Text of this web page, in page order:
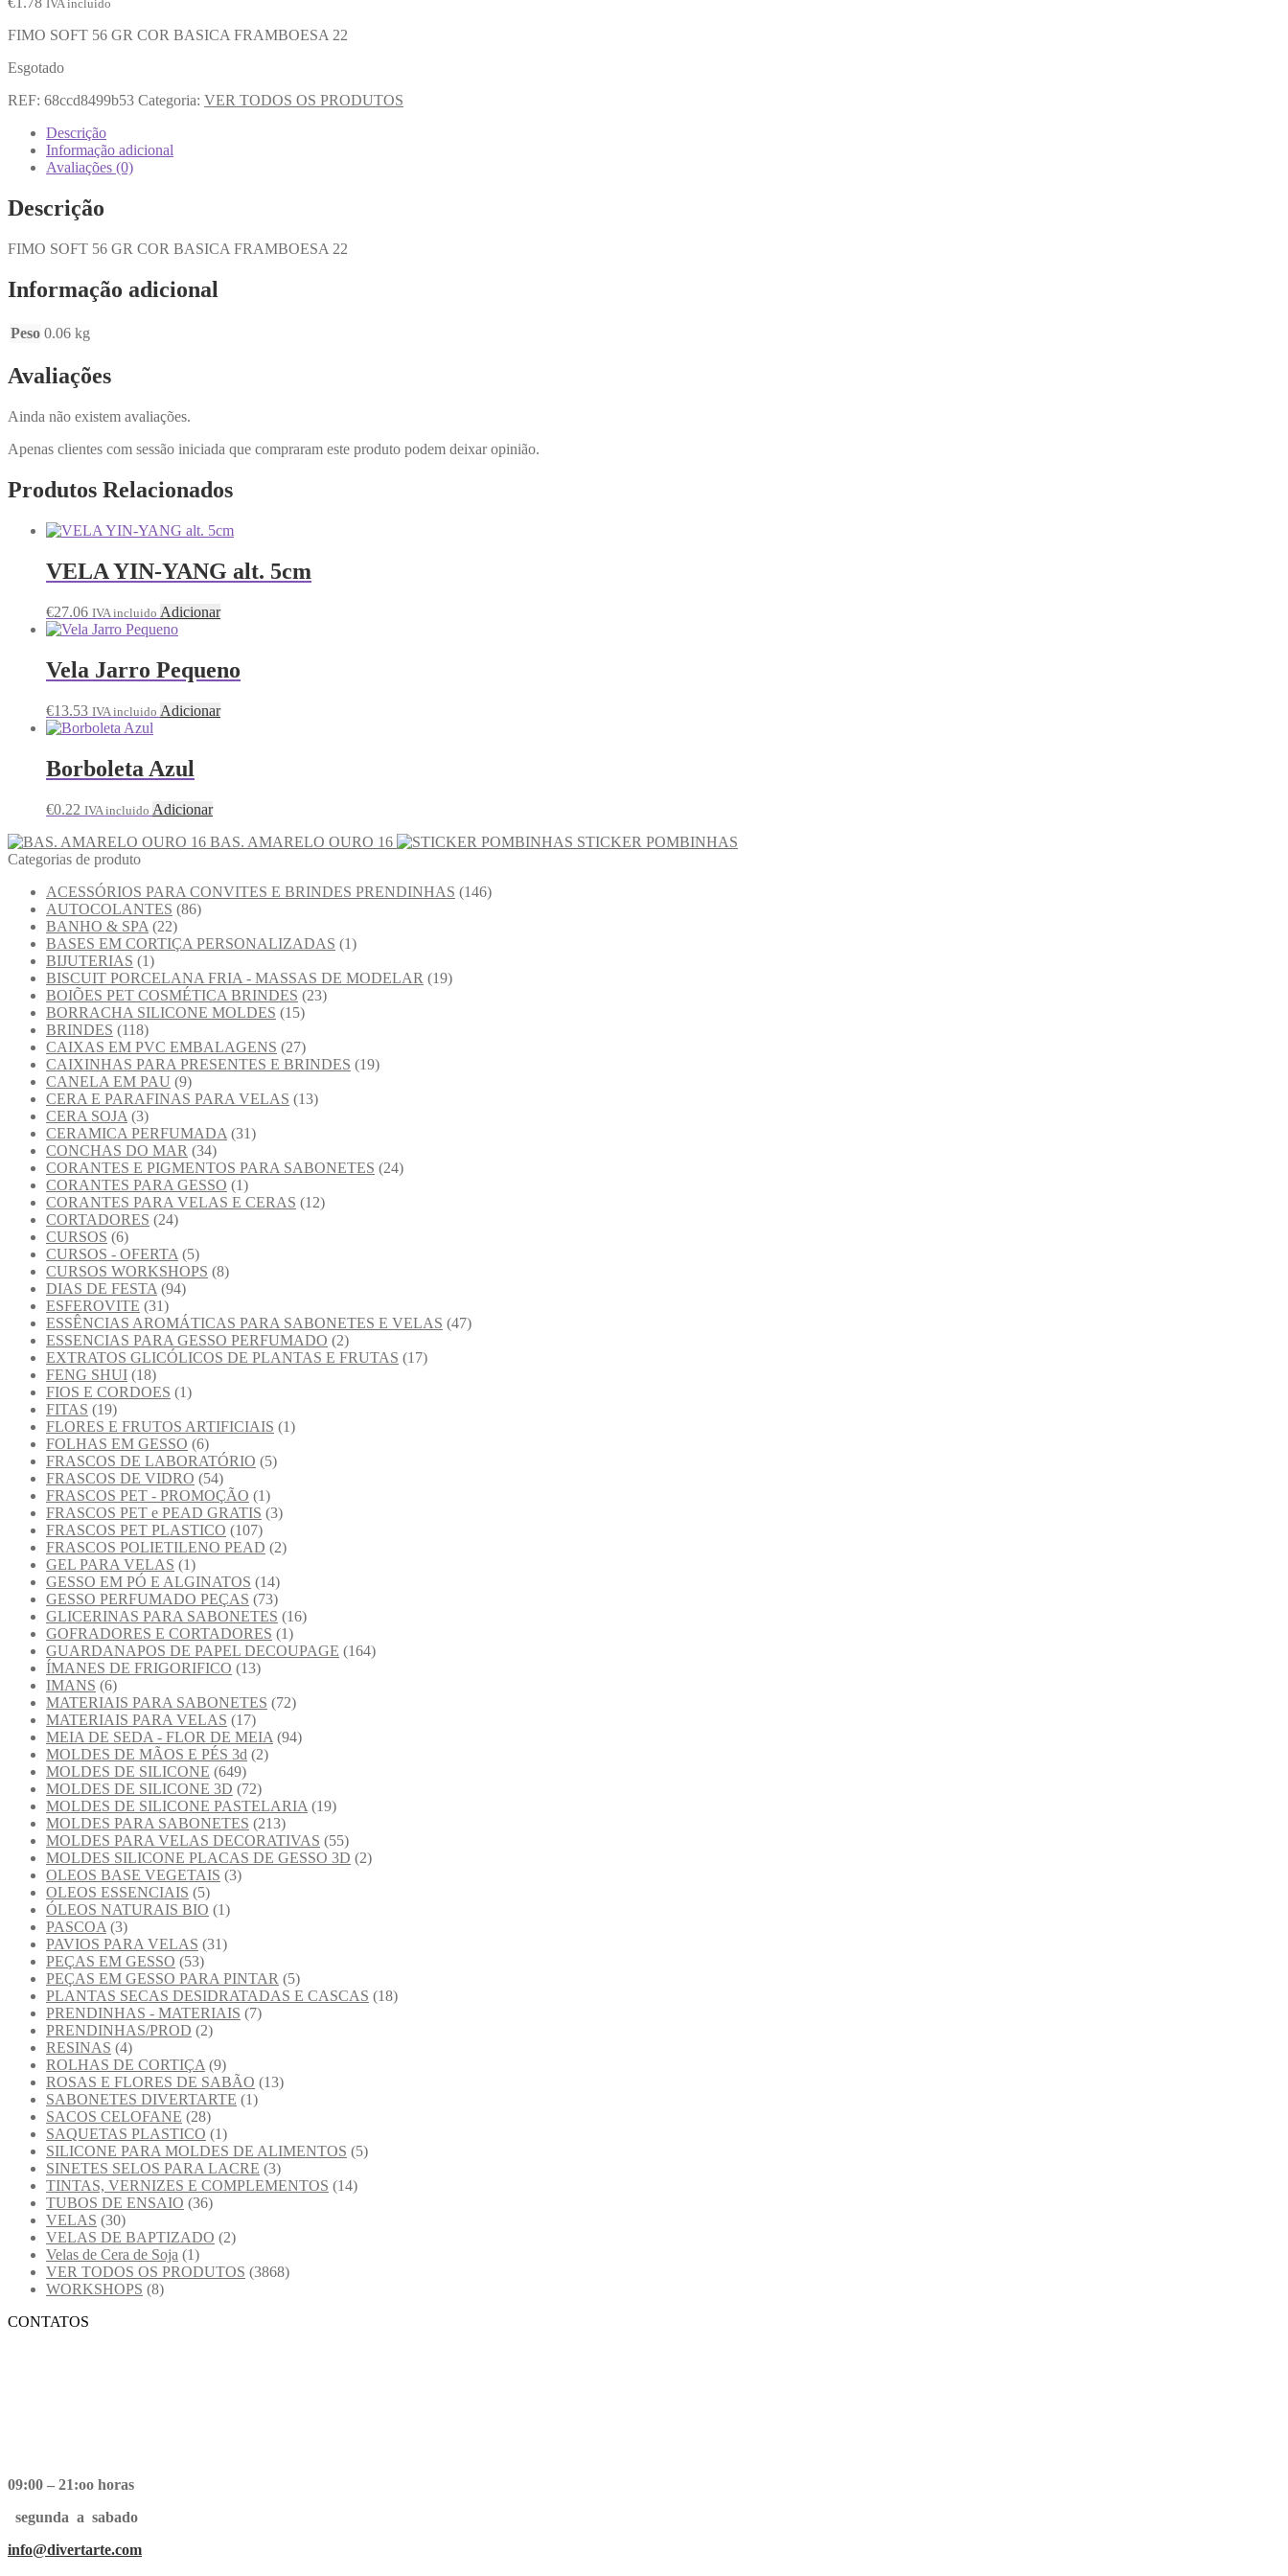
IVA incluido
FIMO SOFT 56 GR COR BASICA FRAMBOESA 22
Esgotado
REF: 68ccd8499b53 Categoria: VER TODOS OS PRODUTOS
Descrição
Informação adicional
Avaliações (0)
Descrição
FIMO SOFT 56 GR COR BASICA FRAMBOESA 22
Informação adicional
Peso 0.06 kg
Avaliações
Ainda não existem avaliações.
Apenas clientes com sessão iniciada que compraram este produto podem deixar opinião.
Produtos Relacionados
VELA YIN-YANG alt. 5cm
€27.06 IVA incluido Adicionar
Vela Jarro Pequeno
€13.53 IVA incluido Adicionar
Borboleta Azul
€0.22 IVA incluido Adicionar
BAS. AMARELO OURO 16
STICKER POMBINHAS
Categorias de produto
ACESSÓRIOS PARA CONVITES E BRINDES PRENDINHAS (146)
AUTOCOLANTES (86)
BANHO & SPA (22)
BASES EM CORTIÇA PERSONALIZADAS (1)
BIJUTERIAS (1)
BISCUIT PORCELANA FRIA - MASSAS DE MODELAR (19)
BOIÕES PET COSMÉTICA BRINDES (23)
BORRACHA SILICONE MOLDES (15)
BRINDES (118)
CAIXAS EM PVC EMBALAGENS (27)
CAIXINHAS PARA PRESENTES E BRINDES (19)
CANELA EM PAU (9)
CERA E PARAFINAS PARA VELAS (13)
CERA SOJA (3)
CERAMICA PERFUMADA (31)
CONCHAS DO MAR (34)
CORANTES E PIGMENTOS PARA SABONETES (24)
CORANTES PARA GESSO (1)
CORANTES PARA VELAS E CERAS (12)
CORTADORES (24)
CURSOS (6)
CURSOS - OFERTA (5)
CURSOS WORKSHOPS (8)
DIAS DE FESTA (94)
ESFEROVITE (31)
ESSÊNCIAS AROMÁTICAS PARA SABONETES E VELAS (47)
ESSENCIAS PARA GESSO PERFUMADO (2)
EXTRATOS GLICÓLICOS DE PLANTAS E FRUTAS (17)
FENG SHUI (18)
FIOS E CORDOES (1)
FITAS (19)
FLORES E FRUTOS ARTIFICIAIS (1)
FOLHAS EM GESSO (6)
FRASCOS DE LABORATÓRIO (5)
FRASCOS DE VIDRO (54)
FRASCOS PET - PROMOÇÃO (1)
FRASCOS PET e PEAD GRATIS (3)
FRASCOS PET PLASTICO (107)
FRASCOS POLIETILENO PEAD (2)
GEL PARA VELAS (1)
GESSO EM PÓ E ALGINATOS (14)
GESSO PERFUMADO PEÇAS (73)
GLICERINAS PARA SABONETES (16)
GOFRADORES E CORTADORES (1)
GUARDANAPOS DE PAPEL DECOUPAGE (164)
ÍMANES DE FRIGORIFICO (13)
IMANS (6)
MATERIAIS PARA SABONETES (72)
MATERIAIS PARA VELAS (17)
MEIA DE SEDA - FLOR DE MEIA (94)
MOLDES DE MÃOS E PÉS 3d (2)
MOLDES DE SILICONE (649)
MOLDES DE SILICONE 3D (72)
MOLDES DE SILICONE PASTELARIA (19)
MOLDES PARA SABONETES (213)
MOLDES PARA VELAS DECORATIVAS (55)
MOLDES SILICONE PLACAS DE GESSO 3D (2)
OLEOS BASE VEGETAIS (3)
OLEOS ESSENCIAIS (5)
ÓLEOS NATURAIS BIO (1)
PASCOA (3)
PAVIOS PARA VELAS (31)
PEÇAS EM GESSO (53)
PEÇAS EM GESSO PARA PINTAR (5)
PLANTAS SECAS DESIDRATADAS E CASCAS (18)
PRENDINHAS - MATERIAIS (7)
PRENDINHAS/PROD (2)
RESINAS (4)
ROLHAS DE CORTIÇA (9)
ROSAS E FLORES DE SABÃO (13)
SABONETES DIVERTARTE (1)
SACOS CELOFANE (28)
SAQUETAS PLASTICO (1)
SILICONE PARA MOLDES DE ALIMENTOS (5)
SINETES SELOS PARA LACRE (3)
TINTAS, VERNIZES E COMPLEMENTOS (14)
TUBOS DE ENSAIO (36)
VELAS (30)
VELAS DE BAPTIZADO (2)
Velas de Cera de Soja (1)
VER TODOS OS PRODUTOS (3868)
WORKSHOPS (8)
CONTATOS
09:00 – 21:oo horas
segunda a sabado
info@divertarte.com